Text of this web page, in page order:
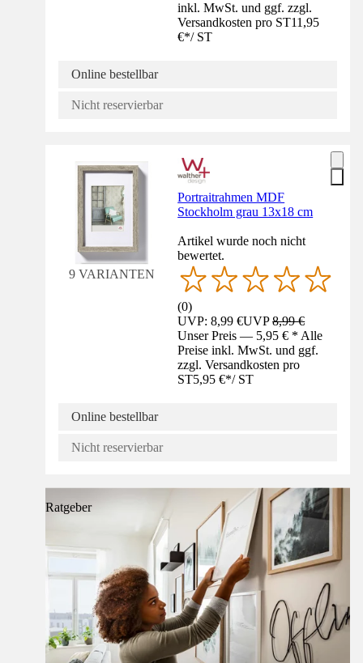
inkl. MwSt. und ggf. zzgl.
Versandkosten pro ST11,95
€*/ ST
Online bestellbar
Nicht reservierbar
9 VARIANTEN
Portraitrahmen MDF
Stockholm grau 13x18 cm
Artikel wurde noch nicht
bewertet.
(0)
UVP: 8,99 €UVP8,99 €
Unser Preis — 5,95 € * Alle
Preise inkl. MwSt. und ggf.
zzgl. Versandkosten pro
ST5,95 €*/ ST
Online bestellbar
Nicht reservierbar
Ratgeber